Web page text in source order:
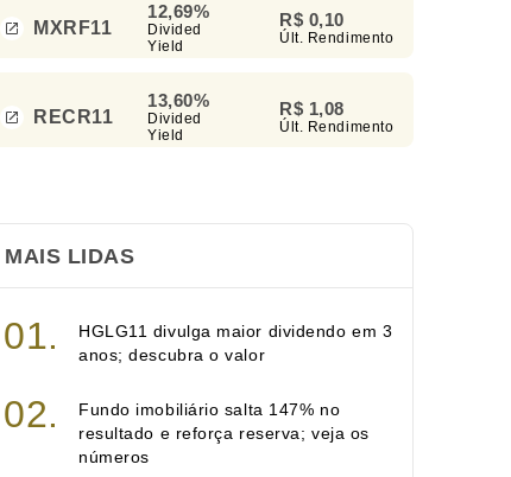
MXRF11
12,69%
Divided
Yield
R$ 0,10
Últ. Rendimento
RECR11
13,60%
Divided
Yield
R$ 1,08
Últ. Rendimento
MAIS LIDAS
HGLG11 divulga maior dividendo em 3
anos; descubra o valor
Fundo imobiliário salta 147% no
resultado e reforça reserva; veja os
números